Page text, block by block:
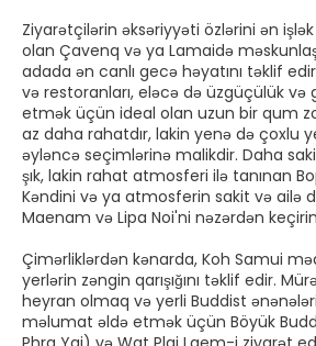
Ziyarətçilərin əksəriyyəti özlərini ən
olan Çavenq və ya Lamaidə
adada ən canlı gecə həyatını təklif
və restoranları, eləcə də üzgüçülük və
etmək üçün ideal olan uzun bir qum
az daha rahatdır, lakin yenə də çoxlu
əyləncə seçimlərinə malikdir. Daha
şık, lakin rahat atmosferi ilə tanınan
Kəndini və ya atmosferin sakit və ailə
Maenam və Lipa Noi'ni nəzərdən
Çimərliklərdən kənarda, Koh Samui
yerlərin zəngin qarışığını təklif edir.
heyran olmaq və yerli Buddist
məlumat əldə etmək üçün Böyük